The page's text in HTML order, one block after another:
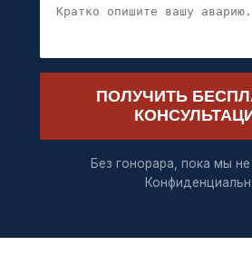
ПОЛУЧИТЬ
Без гонорара, пока мы